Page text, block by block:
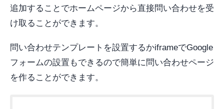
追加することでホームページから直接問い合わせを受
け取ることができます。
問い合わせテンプレートを設置するかiframeでGoogle
フォームの設置もできるので簡単に問い合わせページ
を作ることができます。